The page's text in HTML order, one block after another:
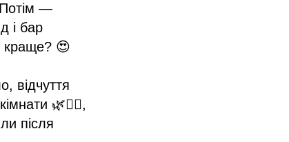
—
і бар
краще? 😍
відчуття
🌿🧖‍♀️,
після